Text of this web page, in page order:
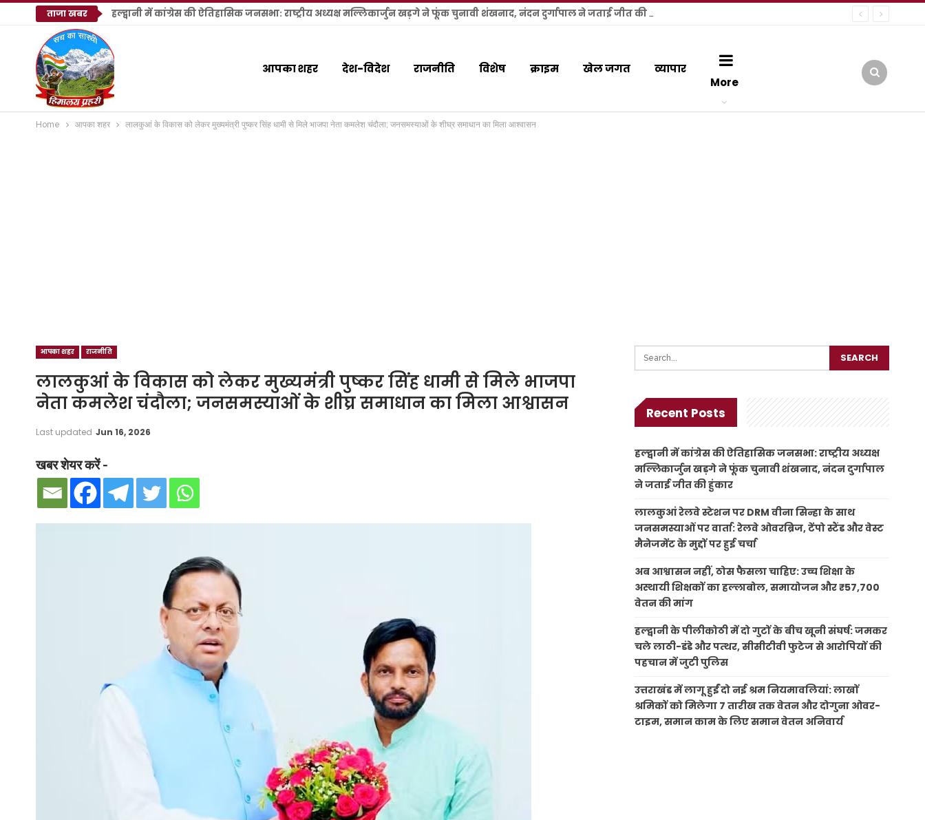
ताजा खबर हल्द्वानी में कांग्रेस की ऐतिहासिक जनसभा: राष्ट्रीय अध्यक्ष मल्लिकार्जुन खड़गे ने फूंक चुनावी शंखनाद, नंदन दुर्गापाल ने जताई जीत की हुंकार
आपका शहर देश-विदेश राजनीति विशेष क्राइम खेल जगत
व्यापार
More
Home आपका शहर लालकुआं के विकास को लेकर मुख्यमंत्री पुष्कर सिंह धामी से मिले भाजपा नेता कमलेश चंदौला; जनसमस्याओं के शीघ्र समाधान का मिला आश्वासन
आपका शहर राजनीति
लालकुआं के विकास को लेकर मुख्यमंत्री पुष्कर सिंह धामी से मिले भाजपा
नेता कमलेश चंदौला; जनसमस्याओं के शीघ्र समाधान का मिला आश्वासन
Last updated Jun 16, 2026
खबर शेयर करें -
Recent Posts
हल्द्वानी में कांग्रेस की ऐतिहासिक जनसभा: राष्ट्रीय अध्यक्ष
मल्लिकार्जुन खड़गे ने फूंक चुनावी शंखनाद, नंदन दुर्गापाल
ने जताई जीत की हुंकार
लालकुआं रेलवे स्टेशन पर DRM वीना सिन्हा के साथ
जनसमस्याओं पर वार्ता: रेलवे ओवरब्रिज, टेंपो स्टैंड और वेस्ट
मैनेजमेंट के मुद्दों पर हुई चर्चा
अब आश्वासन नहीं, ठोस फैसला चाहिए: उच्च शिक्षा के
अस्थायी शिक्षकों का हल्लाबोल, समायोजन और ₹57,700
वेतन की मांग
हल्द्वानी के पीलीकोठी में दो गुटों के बीच खूनी संघर्ष: जमकर
चले लाठी-डंडे और पत्थर, सीसीटीवी फुटेज से आरोपियों की
पहचान में जुटी पुलिस
उत्तराखंड में लागू हुईं दो नई श्रम नियमावलियां: लाखों
श्रमिकों को मिलेगा 7 तारीख तक वेतन और दोगुना ओवर-
टाइम, समान काम के लिए समान वेतन अनिवार्य